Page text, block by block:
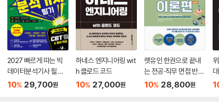
2027 빠르게 따는 빅
데이터분석기사 필기(1
권(이론)+2권(빈출 족
10% 29,700원
하네스 엔지니어링 wit
h 클로드 코드
10% 27,000원
렛유인 한권으로 끝내
는 전공·직무 면접 반도
체 이론편
10% 28,800원